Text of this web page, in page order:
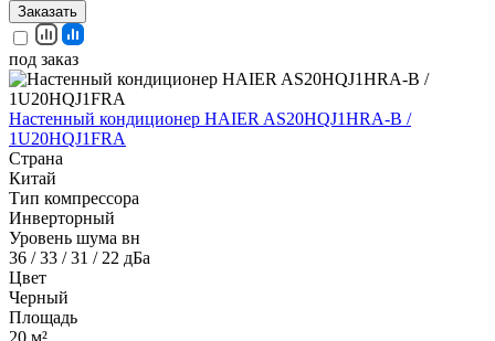
Заказать
под заказ
Настенный кондиционер HAIER AS20HQJ1HRA-B /
1U20HQJ1FRA
Страна
Китай
Тип компрессора
Инверторный
Уровень шума вн
36 / 33 / 31 / 22 дБа
Цвет
Черный
Площадь
20 м²